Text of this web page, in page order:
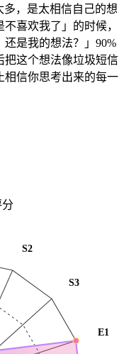
，是太相信自己的想
喜欢我了」的时候，
是我的想法？」90%
把这个想法像垃圾短信
相信你思考出来的每一
S2
S3
E1